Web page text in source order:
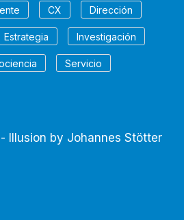
CX Dirección
Estrategia Investigación
Servicio
Illusion by Johannes Stötter